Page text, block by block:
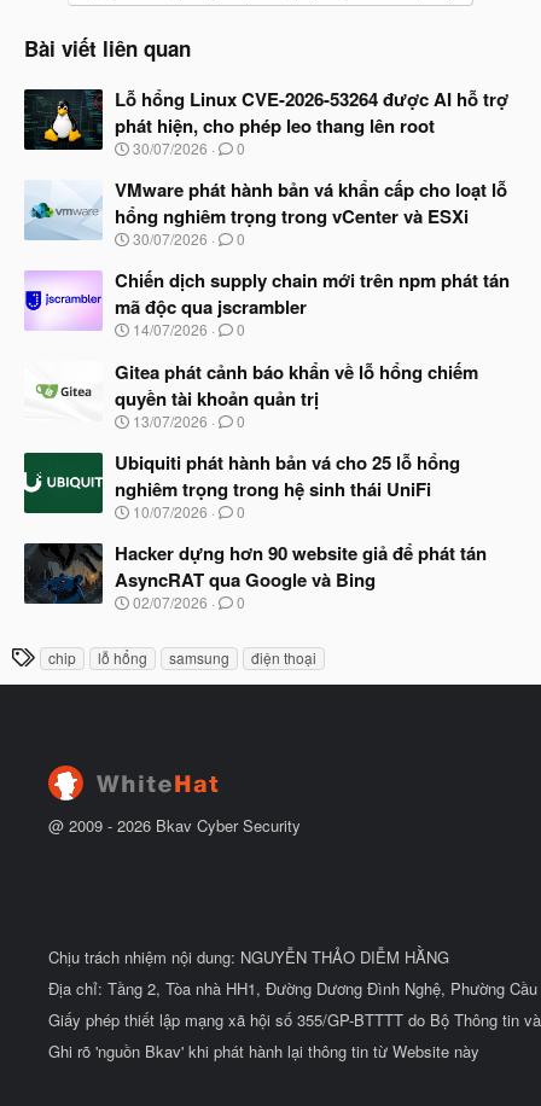
Bài viết liên quan
Lỗ hổng Linux CVE-2026-53264 được AI hỗ trợ
phát hiện, cho phép leo thang lên root
N
à
y
b
ắ
đ
ầ
u
30/07/2026 0
VMware phát hành bản vá khẩn cấp cho loạt lỗ
hổng nghiêm trọng trong vCenter và ESXi
N
à
b
ắ
đ
ầ
u
30/07/2026 0
Chiến dịch supply chain mới trên npm phát tán
mã độc qua jscrambler
N
à
y
b
ắ
đ
ầ
u
14/07/2026 0
Gitea phát cảnh báo khẩn về lỗ hổng chiếm
quyền tài khoản quản trị
N
à
b
ắ
đ
ầ
u
13/07/2026 0
Ubiquiti phát hành bản vá cho 25 lỗ hổng
nghiêm trọng trong hệ sinh thái UniFi
N
à
b
ắ
đ
ầ
u
10/07/2026 0
Hacker dựng hơn 90 website giả để phát tán
AsyncRAT qua Google và Bing
N
y
u
02/07/2026 0
T
h
chip lỗ hổng samsung điện thoại
@ 2009 - 2026 Bkav Cyber Security
Chịu trách nhiệm nội dung: NGUYỄN THẢO DIỄM HẰNG
Địa chỉ: Tầng 2, Tòa nhà HH1, Đường Dương Đình Nghệ, Phường
Giấy phép thiết lập mạng xã hội số 355/GP-BTTTT do Bộ Thông tin
Ghi rõ 'nguồn Bkav' khi phát hành lại thông tin từ Website này